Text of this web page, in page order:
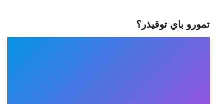
تمورو باي توقيذر؟